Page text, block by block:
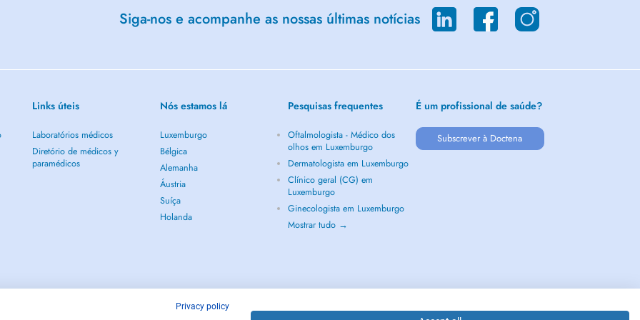
con tu disponibilidad, ponte
horas de antelación;
Siga-nos e acompanhe as nossas últimas notícias
Links úteis
Laboratórios médicos
Diretório de médicos y
paramédicos
Nós estamos lá
Luxemburgo
Bélgica
Alemanha
Áustria
Suíça
Holanda
Pesquisas frequentes
Oftalmologista - Médico dos
olhos em Luxemburgo
Dermatologista em Luxemburgo
Clínico geral (CG) em
Luxemburgo
Ginecologista em Luxemburgo
Mostrar tudo →
É um profissional de saúde?
Subscrever à Doctena
Privacy policy